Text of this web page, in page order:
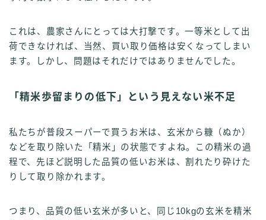
これは、農家さんにとっては大打撃です。一等米として出
荷できなければ、当然、買い取り価格は安くなってしまい
ます。しかし、問題はそれだけではありませんでした。
「精米歩留まりの低下」という見えない米不足
私たちが普段スーパーで買うお米は、玄米から糠（ぬか）
などを取り除いた「精米」の状態ですよね。この精米の過
程で、先ほど説明した品質の低いお米は、割れたり砕けた
りして取り除かれます。
つまり、品質の低い玄米が多いと、同じ10kgの玄米を精米